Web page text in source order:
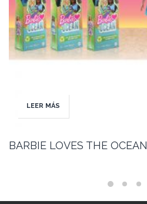
LEER MÁS
BARBIE LOVES THE OCEAN